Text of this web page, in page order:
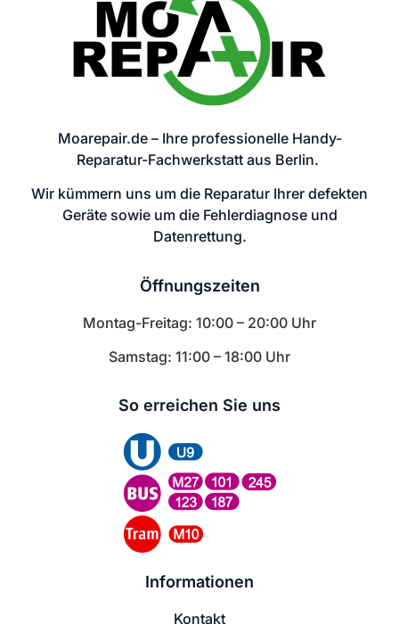
Moarepair.de – Ihre professionelle Handy-
Reparatur-Fachwerkstatt aus Berlin.
Wir kümmern uns um die Reparatur Ihrer defekten
Geräte sowie um die Fehlerdiagnose und
Datenrettung.
Öffnungszeiten
Montag-Freitag: 10:00 – 20:00 Uhr
Samstag: 11:00 – 18:00 Uhr
So erreichen Sie uns
Informationen
Kontakt